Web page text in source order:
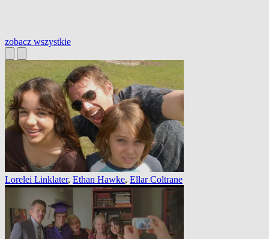
zobacz wszystkie
Lorelei Linklater, Ethan Hawke, Ellar Coltrane